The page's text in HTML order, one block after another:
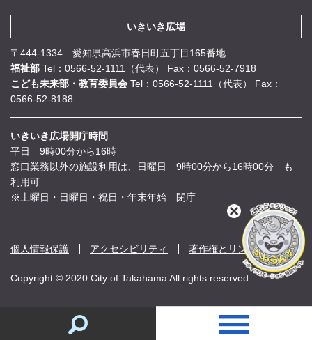
いきいき広場
〒444-1334 愛知県高浜市春日町五丁目165番地
福祉部 Tel：0566-52-1111（代表）
Fax：0566-52-7918
こども未来部・教育委員会 Tel：0566-52-1111（代表）
Fax：
0566-52-8188
いきいき広場開庁時間
平日 9時00分から16時
窓口業務以外の施設利用は、日曜日 9時00分から16時00分 も
利用可
※土曜日・日曜日・祝日・年末年始 閉庁
個人情報保護 アクセシビリティ 著作権とリンク
Copyright © 2020 City of Takahama All rights reserved
閉